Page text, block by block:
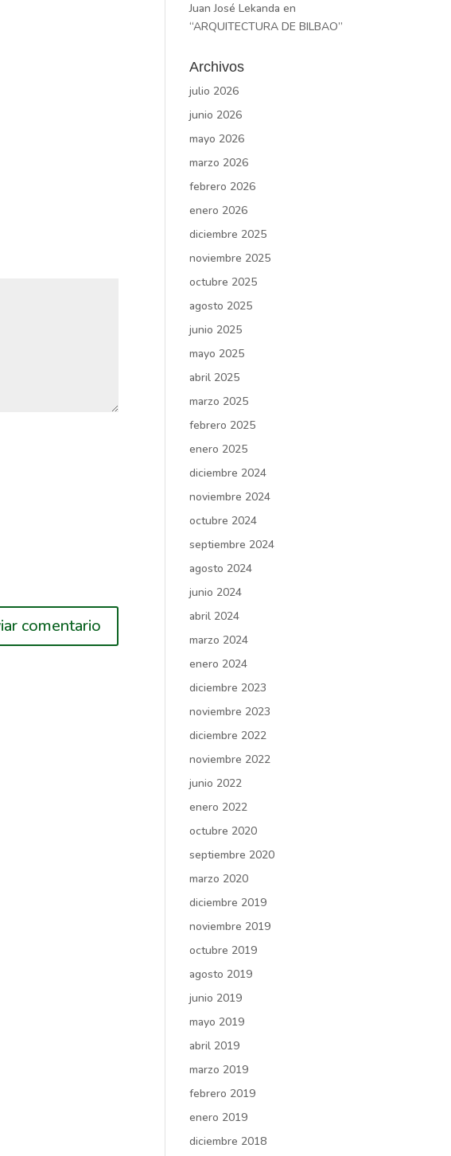
Juan José Lekanda en
“ARQUITECTURA DE BILBAO”
Archivos
julio 2026
junio 2026
mayo 2026
marzo 2026
febrero 2026
enero 2026
diciembre 2025
noviembre 2025
octubre 2025
agosto 2025
junio 2025
mayo 2025
abril 2025
marzo 2025
febrero 2025
enero 2025
diciembre 2024
noviembre 2024
octubre 2024
septiembre 2024
agosto 2024
junio 2024
abril 2024
marzo 2024
enero 2024
diciembre 2023
noviembre 2023
diciembre 2022
noviembre 2022
junio 2022
enero 2022
octubre 2020
septiembre 2020
marzo 2020
diciembre 2019
noviembre 2019
octubre 2019
agosto 2019
junio 2019
mayo 2019
abril 2019
marzo 2019
febrero 2019
enero 2019
diciembre 2018